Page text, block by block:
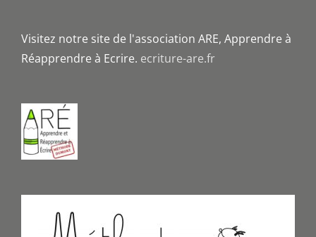
Visitez notre site de l'association ARE, Apprendre à
Réapprendre à Ecrire. ecriture-are.fr